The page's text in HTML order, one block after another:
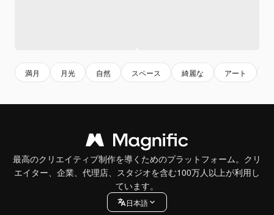
満月 月光 自然 スペース 綺麗な アート
最高のクリエイティブ制作を導くためのプラットフォーム。クリ
エイター、企業、代理店、スタジオを含む100万人以上が利用し
ています。
日本語